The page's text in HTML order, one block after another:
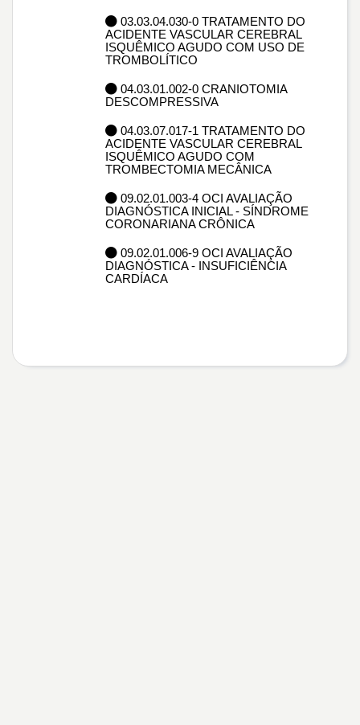
03.03.04.030-0 TRATAMENTO DO
ACIDENTE VASCULAR CEREBRAL
ISQUÊMICO AGUDO COM USO DE
TROMBOLÍTICO
04.03.01.002-0 CRANIOTOMIA
DESCOMPRESSIVA
04.03.07.017-1 TRATAMENTO DO
ACIDENTE VASCULAR CEREBRAL
ISQUÊMICO AGUDO COM
TROMBECTOMIA MECÂNICA
09.02.01.003-4 OCI AVALIAÇÃO
DIAGNÓSTICA INICIAL - SÍNDROME
CORONARIANA CRÔNICA
09.02.01.006-9 OCI AVALIAÇÃO
DIAGNÓSTICA - INSUFICIÊNCIA
CARDÍACA